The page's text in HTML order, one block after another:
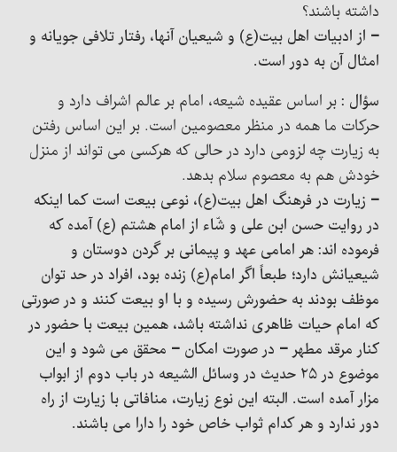
داشته باشند؟
– از ادبیات اهل بیت(ع) و شیعیان آنها، رفتار تلافی جویانه و
امثال آن به دور است.
سؤال : بر اساس عقیده شیعه، امام بر عالم اشراف دارد و
حرکات ما همه در منظر معصومین است. بر این اساس رفتن
به زیارت چه لزومی دارد در حالی که هرکسی می تواند از منزل
خودش هم به معصوم سلام بدهد.
– زیارت در فرهنگ اهل بیت(ع)، نوعی بیعت است کما اینکه
در روایت حسن ابن علی و شّاء از امام هشتم (ع) آمده که
فرموده اند: هر امامی عهد و پیمانی بر گردن دوستان و
شیعیانش دارد؛ طبعاً اگر امام(ع) زنده بود، افراد در حد توان
موظف بودند به حضورش رسیده و با او بیعت کنند و در صورتی
که امام حیات ظاهری نداشته باشد، همین بیعت با حضور در
کنار مرقد مطهر – در صورت امکان – محقق می شود و این
موضوع در ۲۵ حدیث در وسائل الشیعه در باب دوم از ابواب
مزار آمده است. البته این نوع زیارت، منافاتی با زیارت از راه
دور ندارد و هر کدام ثواب خاص خود را دارا می باشند.